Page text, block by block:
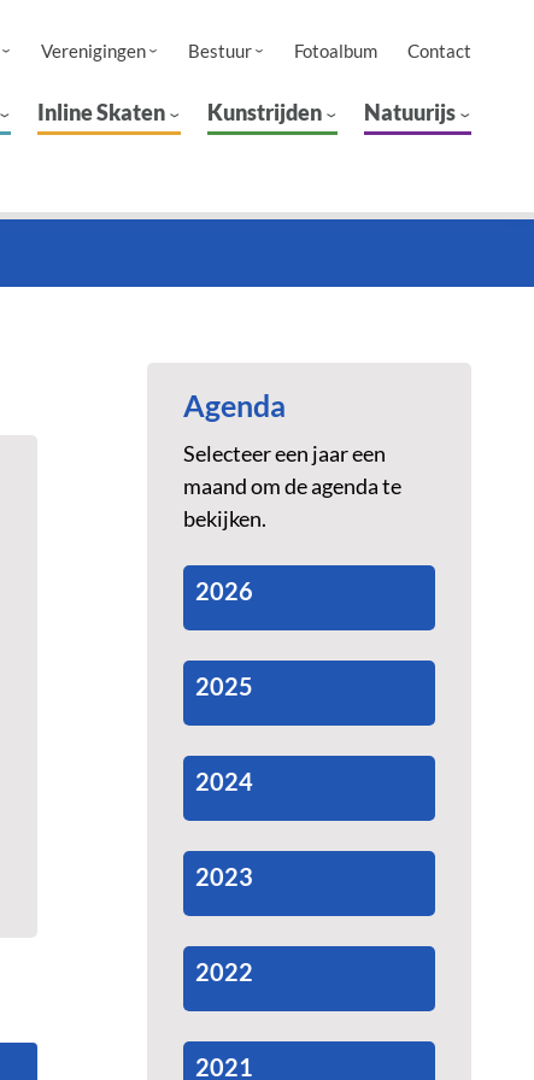
Verenigingen Bestuur Fotoalbum Contact
Inline Skaten Kunstrijden Natuurijs
Agenda
Selecteer een jaar een
maand om de agenda te
bekijken.
2026
2025
2024
2023
2022
2021